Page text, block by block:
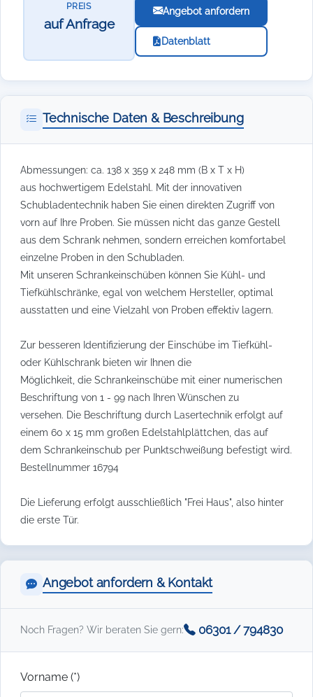
PREIS
auf Anfrage
Angebot anfordern
Datenblatt
Technische Daten & Beschreibung
Abmessungen: ca. 138 x 359 x 248 mm (B x T x H)
aus hochwertigem Edelstahl. Mit der innovativen
Schubladentechnik haben Sie einen direkten Zugriff von
vorn auf Ihre Proben. Sie müssen nicht das ganze Gestell
aus dem Schrank nehmen, sondern erreichen komfortabel
einzelne Proben in den Schubladen.
Mit unseren Schrankeinschüben können Sie Kühl- und
Tiefkühlschränke, egal von welchem Hersteller, optimal
ausstatten und eine Vielzahl von Proben effektiv lagern.
Zur besseren Identifizierung der Einschübe im Tiefkühl-
oder Kühlschrank bieten wir Ihnen die
Möglichkeit, die Schrankeinschübe mit einer numerischen
Beschriftung von 1 - 99 nach Ihren Wünschen zu
versehen. Die Beschriftung durch Lasertechnik erfolgt auf
einem 60 x 15 mm großen Edelstahlplättchen, das auf
dem Schrankeinschub per Punktschweißung befestigt wird.
Bestellnummer 16794
Die Lieferung erfolgt ausschließlich "Frei Haus", also hinter
die erste Tür.
Angebot anfordern & Kontakt
Noch Fragen? Wir beraten Sie gern: 06301 / 794830
Vorname (*)